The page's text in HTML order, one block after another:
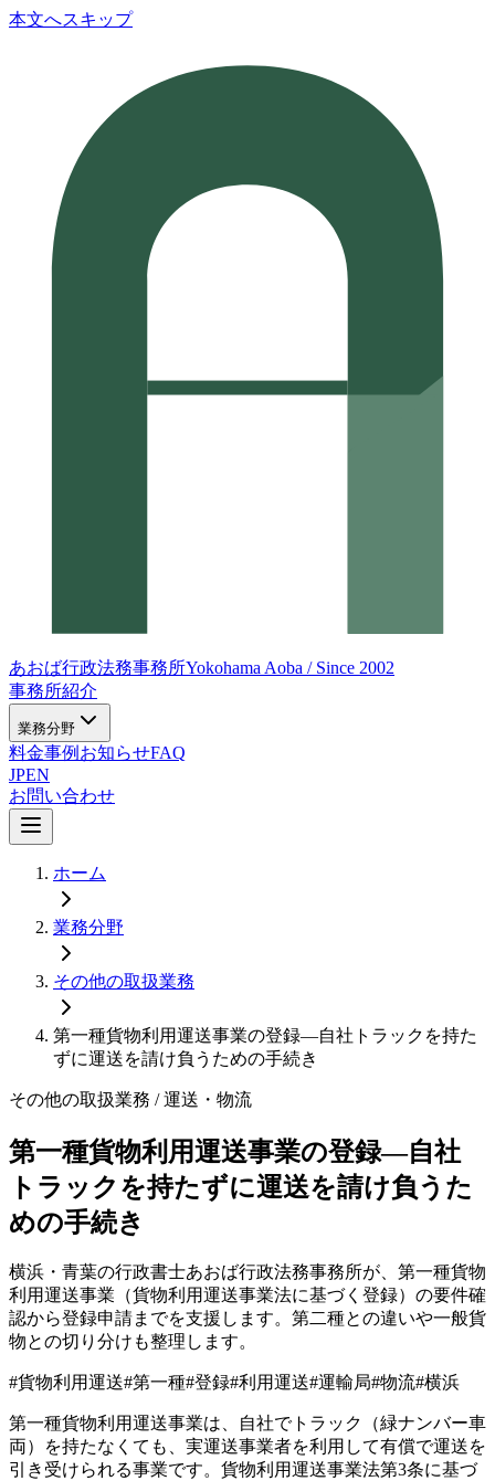
本文へスキップ
あおば行政法務事務所Yokohama Aoba / Since 2002
事務所紹介
業務分野
料金事例 お知らせFAQ
JPEN
お問い合わせ
ホーム
業務分野
その他の取扱業務
第一種貨物利用運送事業の登録—自社トラックを持た
ずに運送を請け負うための手続き
その他の取扱業務 / 運送・物流
第一種貨物利用運送事業の登録—自社
トラックを持たずに運送を請け負うた
めの手続き
横浜・青葉の行政書士あおば行政法務事務所が、第一種貨物
利用運送事業（貨物利用運送事業法に基づく登録）の要件確
認から登録申請までを支援します。第二種との違いや一般貨
物との切り分けも整理します。
#貨物利用運送#第一種#登録#利用運送#運輸局#物流#横浜
第一種貨物利用運送事業は、自社でトラック（緑ナンバー車
両）を持たなくても、実運送事業者を利用して有償で運送を
引き受けられる事業です。貨物利用運送事業法第3条に基づ